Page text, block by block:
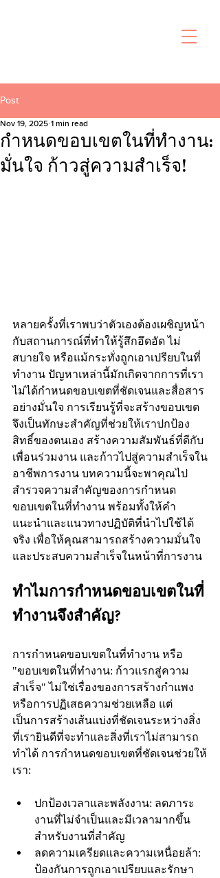
Post
กำหนดขอบเขตในที่ทำงาน:
มั่นใจ ก้าวสู่ความสำเร็จ!
Nov 19, 2025 1 min read
หลายครั้งที่เราพบว่าตัวเองต้องเผชิญหน้า
กับสถานการณ์ที่ทำให้รู้สึกอึดอัด ไม่
สบายใจ หรือแม้กระทั่งถูกเอาเปรียบในที่
ทำงาน ปัญหาเหล่านี้มักเกิดจากการที่เรา
ไม่ได้กำหนดขอบเขตที่ชัดเจนและสื่อสาร
อย่างมั่นใจ การเรียนรู้ที่จะสร้างขอบเขต
จึงเป็นทักษะสำคัญที่ช่วยให้เราปกป้อง
สิทธิ์ของตนเอง สร้างความสัมพันธ์ที่ดีกับ
เพื่อนร่วมงาน และก้าวไปสู่ความสำเร็จใน
อาชีพการงาน บทความนี้จะพาคุณไป
สำรวจความสำคัญของการกำหนด
ขอบเขตในที่ทำงาน พร้อมทั้งให้คำ
แนะนำและแนวทางปฏิบัติที่นำไปใช้ได้
จริง เพื่อให้คุณสามารถสร้างความมั่นใจ
และประสบความสำเร็จในหน้าที่การงาน
ทำไมการกำหนดขอบเขตในที่
ทำงานจึงสำคัญ?
การกำหนดขอบเขตในที่ทำงาน หรือ
"ขอบเขตในที่ทำงาน: ก้าวแรกสู่ความ
สำเร็จ" ไม่ใช่เรื่องของการสร้างกำแพง
หรือการปฏิเสธความช่วยเหลือ แต่
เป็นการสร้างเส้นแบ่งที่ชัดเจนระหว่างสิ่ง
ที่เรายินดีที่จะทำและสิ่งที่เราไม่สามารถ
ทำได้ การกำหนดขอบเขตที่ชัดเจนช่วยให้
เรา:
ปกป้องเวลาและพลังงาน: ลดภาระ
งานที่ไม่จำเป็นและมีเวลามากขึ้น
สำหรับงานที่สำคัญ
ลดความเครียดและความเหนื่อยล้า:
ป้องกันการถูกเอาเปรียบและรักษา